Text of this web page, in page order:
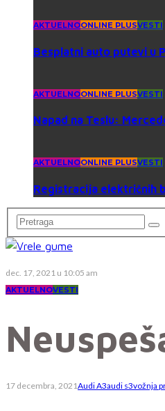
AKTUELNOONLINE PLUSVESTI
Besplatni auto putevi u
AKTUELNOONLINE PLUSVESTI
Napad na Teslu:
AKTUELNOONLINE PLUSVESTI
Registracija električnih
dec. 17, 2021 u 10:05 am
AKTUELNOVESTI
17 decembra, 2021Audi A3audi s3vožnja